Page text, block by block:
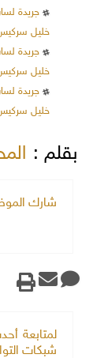
خليل سركيس
خليل سركيس
خليل سركيس
بقلم :
شارك
لمتابعة
شبكات